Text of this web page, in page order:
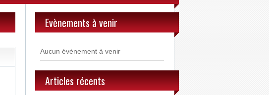
Evènements à venir
Aucun événement à venir
Articles récents